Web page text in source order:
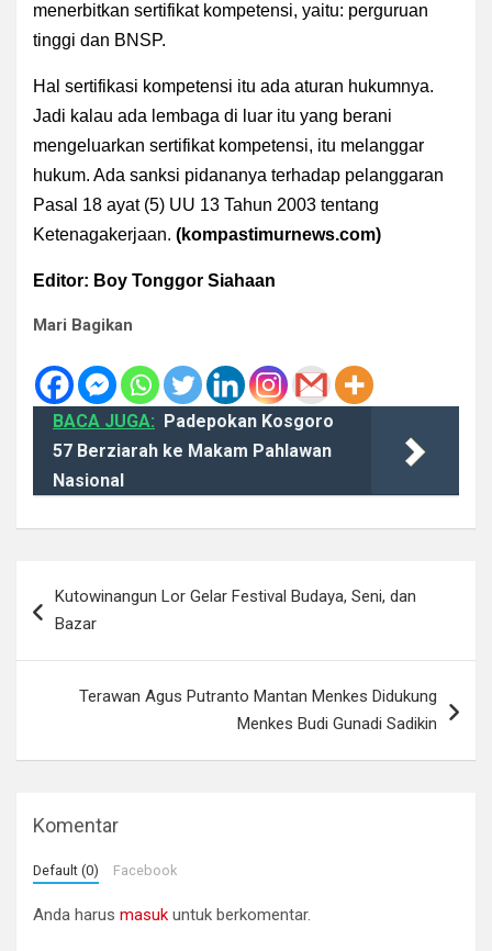
menerbitkan sertifikat kompetensi, yaitu: perguruan
tinggi dan BNSP.
Hal sertifikasi kompetensi itu ada aturan hukumnya.
Jadi kalau ada lembaga di luar itu yang berani
mengeluarkan sertifikat kompetensi, itu melanggar
hukum. Ada sanksi pidananya terhadap pelanggaran
Pasal 18 ayat (5) UU 13 Tahun 2003 tentang
Ketenagakerjaan. (kompastimurnews.com)
Editor: Boy Tonggor Siahaan
Mari Bagikan
BACA JUGA:
Padepokan Kosgoro
57 Berziarah ke Makam Pahlawan
Nasional
posKutowinangun Lor Gelar Festival Budaya, Seni, dan
Bazar
Terawan Agus Putranto Mantan Menkes Didukung
Menkes Budi Gunadi Sadikin
Komentar
Default (0) Facebook
Anda harus masuk untuk berkomentar.